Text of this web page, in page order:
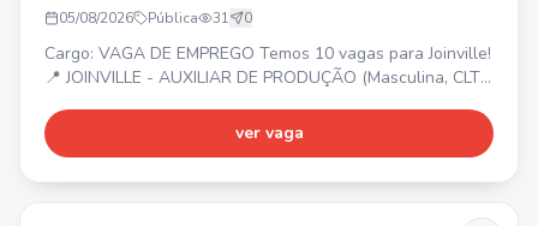
05/08/2026 Pública 31 0
Cargo: VAGA DE EMPREGO Temos 10 vagas para Joinville!
📍 JOINVILLE - AUXILIAR DE PRODUÇÃO (Masculina, CLT
CLT Art. 390) - OPERADOR DE USINAGEM (Masculina, CLT
Art. 390) Entre em contato ou compareça na Employer! 📍
ver vaga